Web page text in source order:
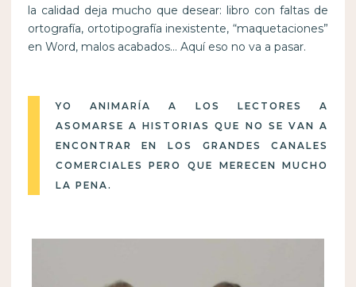
la calidad deja mucho que desear: libro con faltas de
ortografía, ortotipografía inexistente, “maquetaciones”
en Word, malos acabados… Aquí eso no va a pasar.
YO ANIMARÍA A LOS LECTORES A
ASOMARSE A HISTORIAS QUE NO SE VAN A
ENCONTRAR EN LOS GRANDES CANALES
COMERCIALES PERO QUE MERECEN MUCHO
LA PENA.